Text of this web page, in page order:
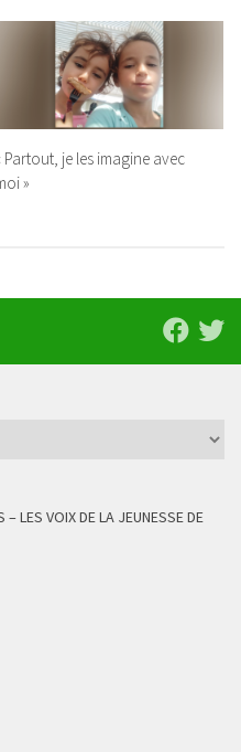
Partout, je les imagine avec
»
LES VOIX DE LA JEUNESSE DE